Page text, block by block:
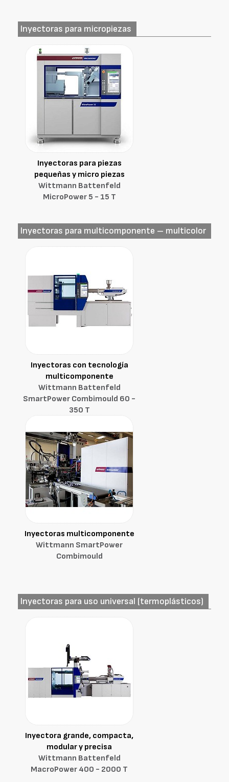
Inyectoras para micropiezas
Inyectoras para piezas
pequeñas y micro piezas
Wittmann Battenfeld
MicroPower 5 - 15 T
Inyectoras para multicomponente – multicolor
Inyectoras con tecnología
multicomponente
Wittmann Battenfeld
SmartPower Combimould 60 -
350 T
Inyectoras multicomponente
Wittmann SmartPower
Combimould
Inyectoras para uso universal (termoplásticos)
Inyectora grande, compacta,
modular y precisa
Wittmann Battenfeld
MacroPower 400 - 2000 T